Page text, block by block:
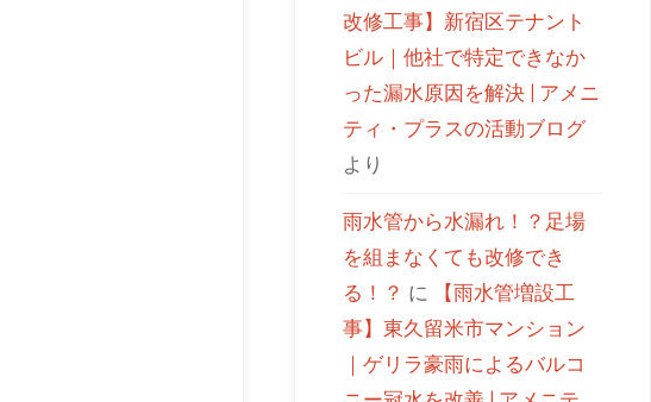
改修工事】新宿区テナント
ビル｜他社で特定できなか
った漏水原因を解決 | アメニ
ティ・プラスの活動ブログ
より
雨水管から水漏れ！？足場
を組まなくても改修でき
る！？ に
【雨水管増設工
事】東久留米市マンション
｜ゲリラ豪雨によるバルコ